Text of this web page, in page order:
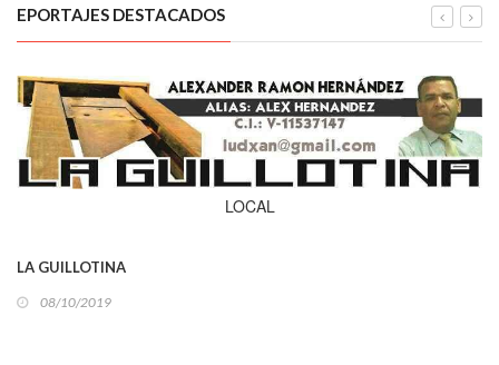
EPORTAJES DESTACADOS
LOCAL
LA GUILLOTINA
08/10/2019